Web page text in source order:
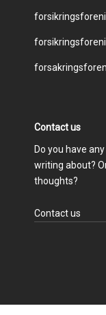
Footer
menu
Contact us
Do you have
writing about?
thoughts?
Contact us